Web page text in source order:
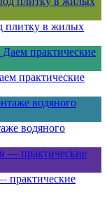
плитку в жилых
практические
водяного
практические